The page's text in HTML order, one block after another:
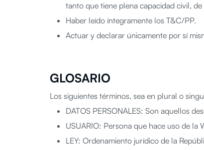
tanto que tiene plena capacidad civil, de
Haber leído íntegramente los T&C/PP.
Actuar y declarar únicamente por sí
GLOSARIO
Los siguientes términos, sea en plural o
DATOS PERSONALES: Son aquellos
USUARIO: Persona que hace uso de
LEY: Ordenamiento jurídico de la